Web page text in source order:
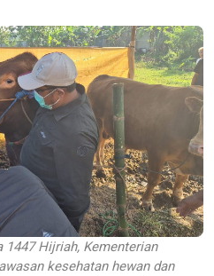
1447 Hijriah, Kementerian
kesehatan hewan dan